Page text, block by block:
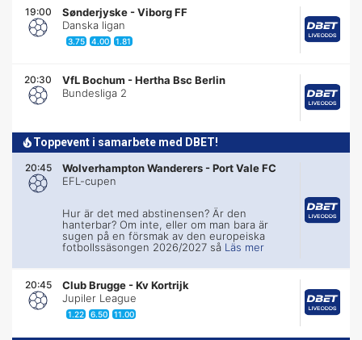
19:00 Sønderjyske -Viborg FF
Danska ligan
3.75 4.00 1.81
20:30 VfL Bochum -Hertha Bsc Berlin
Bundesliga 2
Toppevent i samarbete med DBET!
20:45 Wolverhampton Wanderers -Port Vale FC
EFL-cupen
Hur är det med abstinensen? Är den
hanterbar? Om inte, eller om man bara är
sugen på en försmak av den europeiska
fotbollssäsongen 2026/2027 så Läs mer
20:45 Club Brugge -Kv Kortrijk
Jupiler League
1.22 6.50 11.00